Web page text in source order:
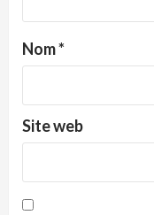
Nom*
Site web